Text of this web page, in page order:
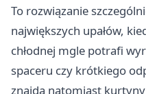
To rozwiązanie
największych upałów,
chłodnej mgle potrafi
spaceru czy krótkiego
znajdą natomiast kurtyny